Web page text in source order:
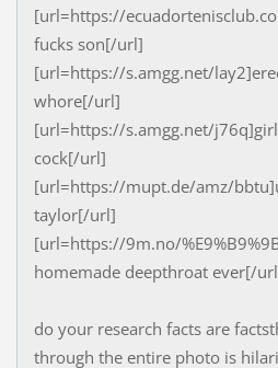
[url=https://
fucks son[/url]
[url=https://s.amgg.net/
whore[/url]
[url=https://s.amgg.net/
cock[/url]
[url=https://mupt.de/amz/
taylor[/url]
[url=https://9m.no/
homemade deepthroat ever[/
do your research facts are
through the entire photo is